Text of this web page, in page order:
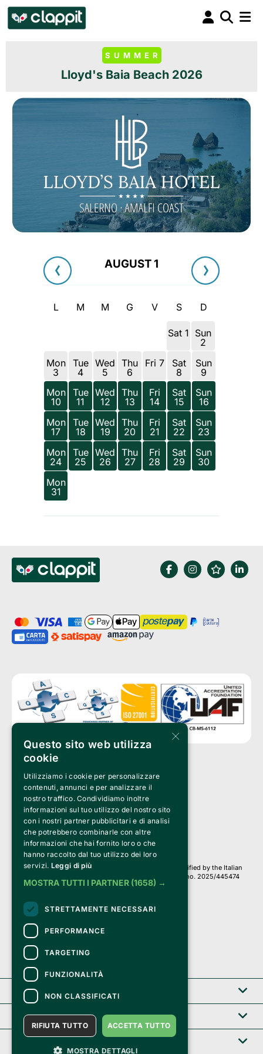
SUMMER
Lloyd's Baia Beach 2026
AUGUST 1
L M M G V S D
Sat 1 Sun
2
Mon
3
Tue
4
Wed
5
Thu
6
Fri 7
Sat
8
Sun
9
Mon
10
Tue
11
Wed
12
Thu
13
Fri
14
Sat
15
Sun
16
Mon
17
Tue
18
Wed
19
Thu
20
Fri
21
Sat
22
Sun
23
Mon
24
Tue
25
Wed
26
Thu
27
Fri
28
Sat
29
Sun
30
Mon
31
Clappit is a trademark of:
Bemils Srl
a Socio Unico
Via Fosse Ardeatine, 4 -20092 Cinisello Balsamo (MI)
PI 05589050961
Iscr. C.C.I.A.A. Milano R.E.A. 1833471
© 2010-2025 Bemils Srl - All rights reserved
Credits:
Clappit is based on the Belive 6.2 ticketing platform, certified by the Italian
Revenue Agency (Agenzia delle Entrate) under protocol no. 2025/445474
dated November 6, 2025.
On Clappit your purchases and your data
they are secure and protected by an SSL certificate
with 128-bit encryption.
Clappit
Help center
×
Questo sito web utilizza
cookie
Utilizziamo i cookie per personalizzare
contenuti, annunci e per analizzare il
nostro traffico. Condividiamo inoltre
informazioni sul tuo utilizzo del nostro sito
con i nostri partner pubblicitari e di analisi
che potrebbero combinarle con altre
informazioni che hai fornito loro o che
hanno raccolto dal tuo utilizzo dei loro
servizi. Leggi di più
MOSTRA TUTTI I PARTNER (1658) →
STRETTAMENTE NECESSARI
PERFORMANCE
TARGETING
FUNZIONALITÀ
NON CLASSIFICATI
ACCETTA TUTTO
RIFIUTA TUTTO
MOSTRA DETTAGLI